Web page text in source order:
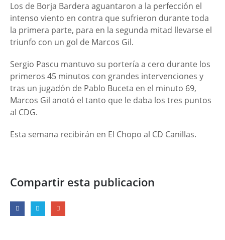
Los de Borja Bardera aguantaron a la perfección el
intenso viento en contra que sufrieron durante toda
la primera parte, para en la segunda mitad llevarse el
triunfo con un gol de Marcos Gil.
Sergio Pascu mantuvo su portería a cero durante los
primeros 45 minutos con grandes intervenciones y
tras un jugadón de Pablo Buceta en el minuto 69,
Marcos Gil anotó el tanto que le daba los tres puntos
al CDG.
Esta semana recibirán en El Chopo al CD Canillas.
Compartir esta publicacion